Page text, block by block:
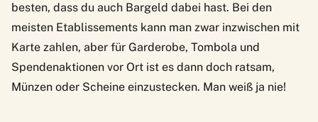
besten, dass du auch Bargeld dabei hast. Bei den
meisten Etablissements kann man zwar inzwischen mit
Karte zahlen, aber für Garderobe, Tombola und
Spendenaktionen vor Ort ist es dann doch ratsam,
Münzen oder Scheine einzustecken. Man weiß ja nie!